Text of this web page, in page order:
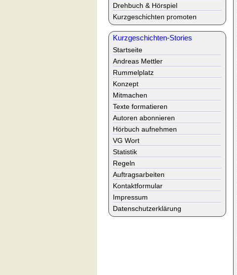
Drehbuch & Hörspiel
Kurzgeschichten promoten
Kurzgeschichten-Stories
Startseite
Andreas Mettler
Rummelplatz
Konzept
Mitmachen
Texte formatieren
Autoren abonnieren
Hörbuch aufnehmen
VG Wort
Statistik
Regeln
Auftragsarbeiten
Kontaktformular
Impressum
Datenschutzerklärung